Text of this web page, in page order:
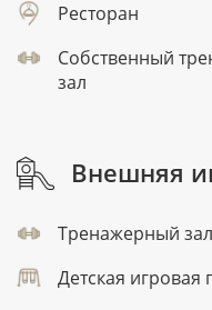
Ресторан
Собственный
зал
Внешняя
Тренажерный зал
Детская игровая